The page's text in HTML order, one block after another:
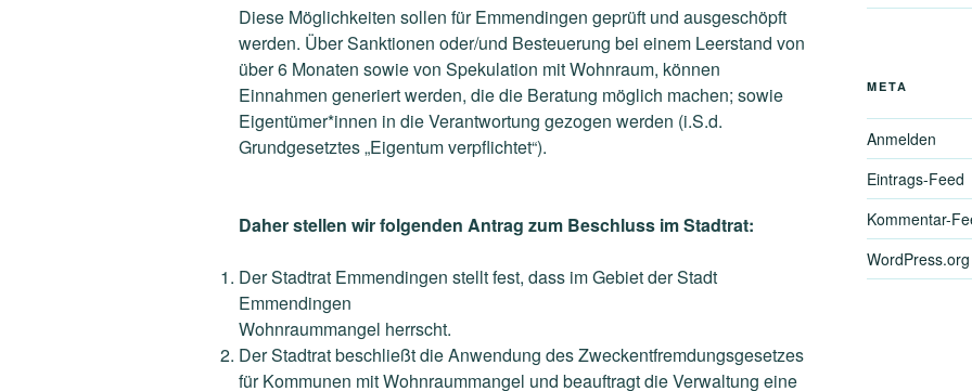
Diese Möglichkeiten sollen für Emmendingen geprüft und ausgeschöpft
werden. Über Sanktionen oder/und Besteuerung bei einem Leerstand von
über 6 Monaten sowie von Spekulation mitWohnraum, können
Einnahmen generiert werden, die die Beratung möglich machen; sowie
Eigentümer*innen in die Verantwortung gezogen werden (i.S.d.
Grundgesetztes „Eigentumverpflichtet“).
Daher stellen wir folgenden Antrag zum Beschluss im Stadtrat:
Der Stadtrat Emmendingen stellt fest, dass im Gebiet der Stadt
Emmendingen
Wohnraummangel herrscht.
Der Stadtrat beschließt die Anwendung des Zweckentfremdungsgesetzes
für Kommunen mitWohnraummangel und beauftragt die Verwaltung eine
META
Anmelden
Eintrags-Feed
Kommentar-
WordPress.org